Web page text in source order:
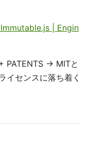
| Engin
PATENTS → MITと
イセンスに落ち着く